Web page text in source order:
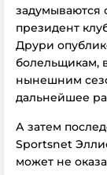
задумываются
президент
Друри
болельщикам,
нынешним
дальнейшее
А затем
Sportsnet
может не